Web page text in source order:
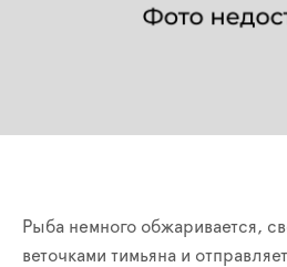
Рыба немного обжаривается,
веточками тимьяна и